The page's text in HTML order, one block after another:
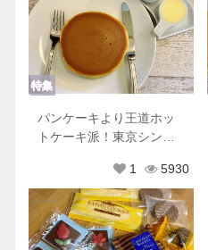
特集
パンケーキより王道ホッ
トケーキ派！東京シンプ
1
5930